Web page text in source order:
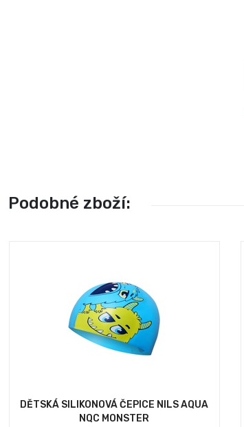
Podobné zboží:
DĚTSKÁ SILIKONOVÁ ČEPICE NILS AQUA
NQC MONSTER